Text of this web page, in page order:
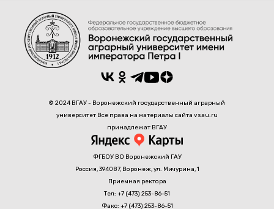
© 2024 ВГАУ - Воронежский государственный аграрный
университет Все права на материалы сайта vsau.ru
принадлежат ВГАУ
ФГБОУ ВО Воронежский ГАУ
Россия, 394087, Воронеж, ул. Мичурина, 1
Приемная ректора
Тел: +7 (473) 253-86-51
Факс: +7 (473) 253-86-51